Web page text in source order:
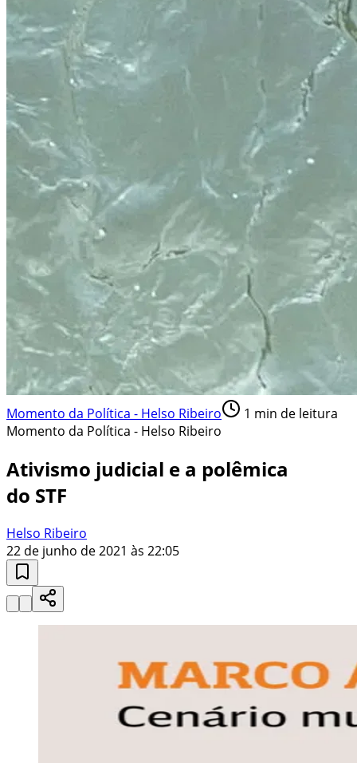
Momento da Política - Helso Ribeiro 1 min de leitura
Momento da Política - Helso Ribeiro
Ativismo judicial e a polêmica
do STF
Helso Ribeiro
22 de junho de 2021 às 22:05